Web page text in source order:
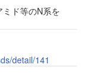
ド等のN系を
detail/141